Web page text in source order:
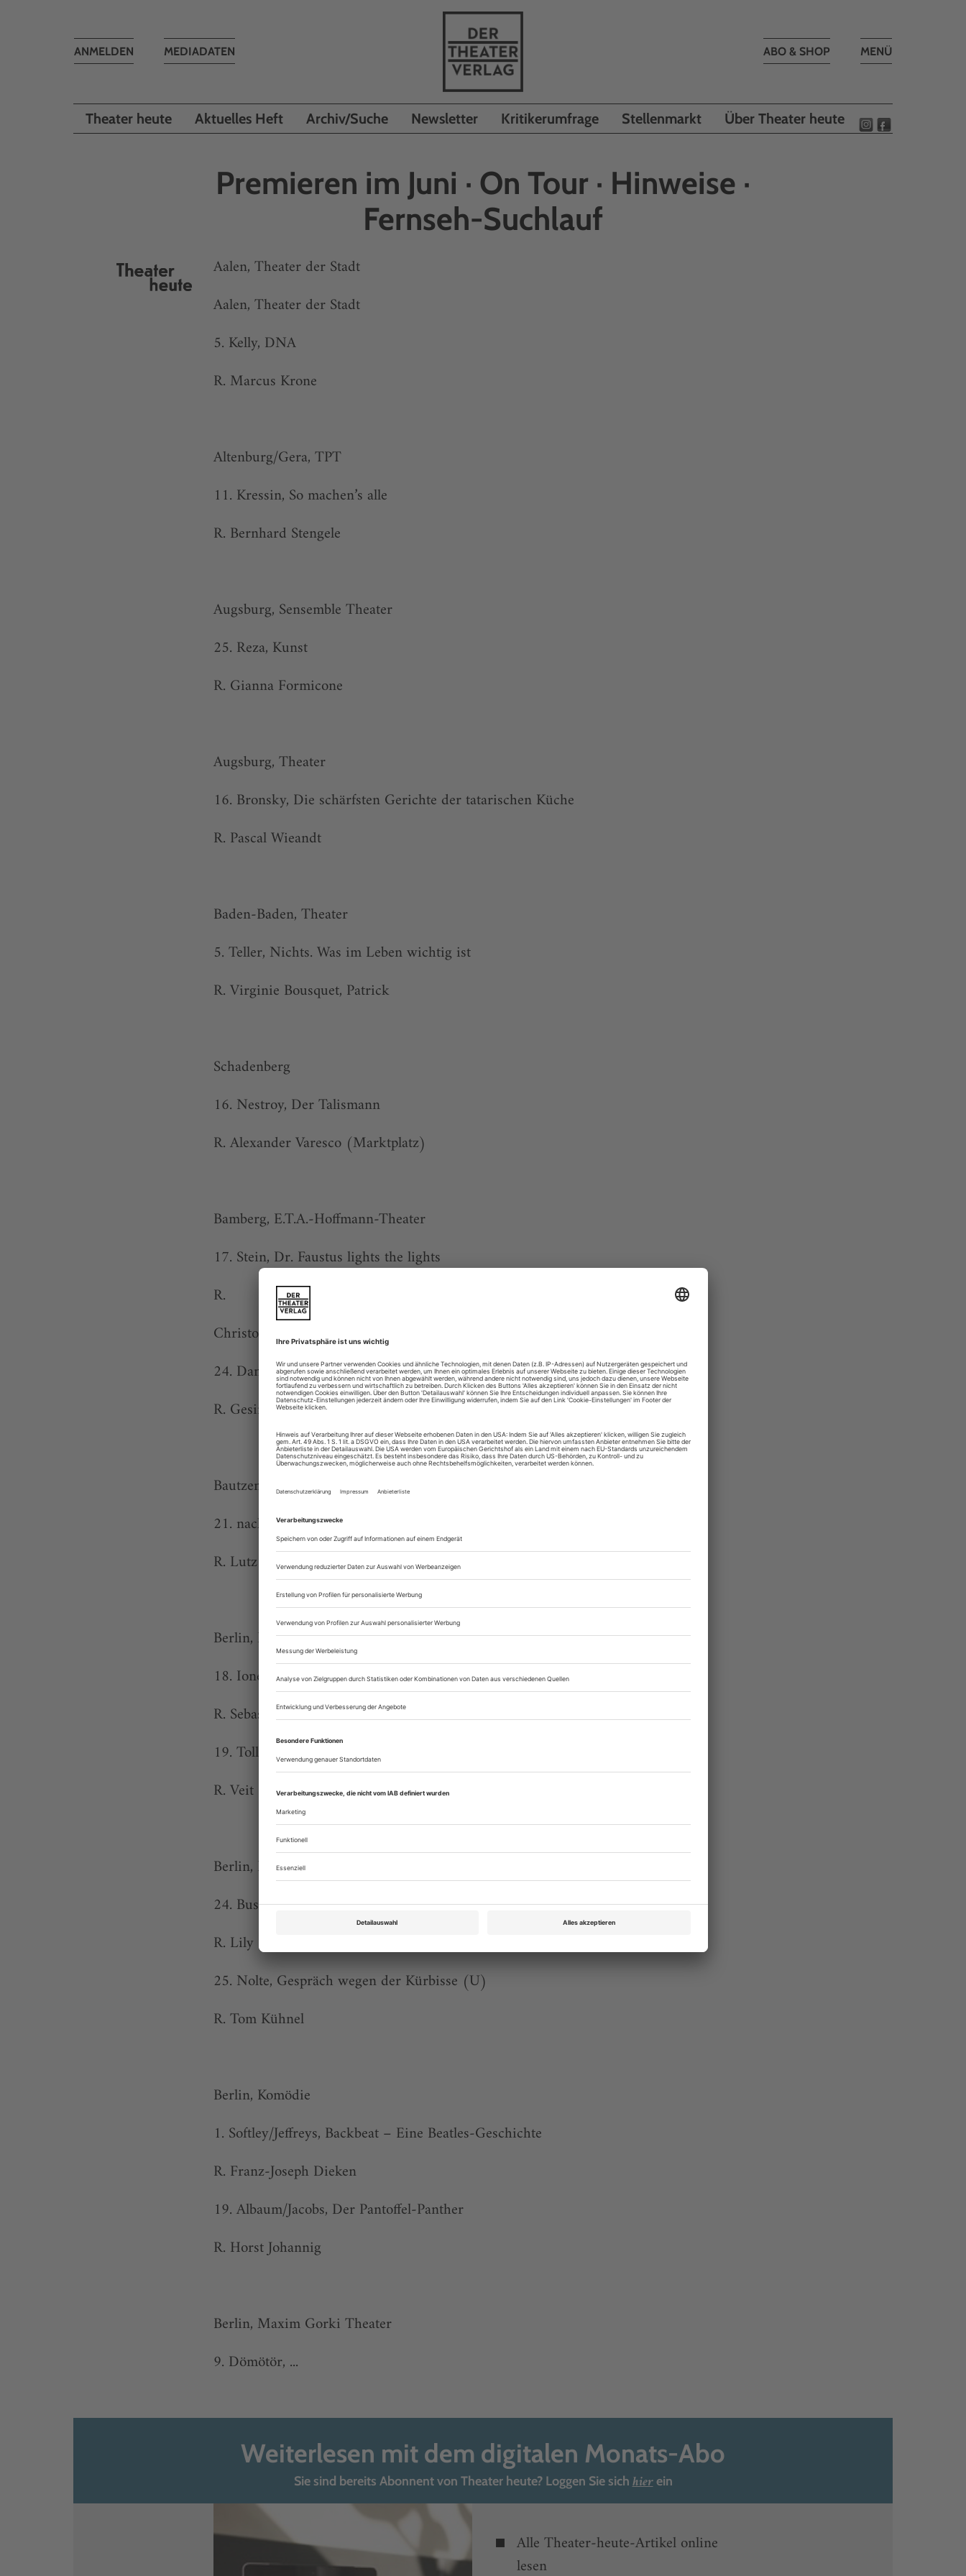
Toggle
MENÜ
ABO & SHOP
MEDIADATEN
Toggle
ANMELDEN
Theater heute Aktuelles Heft Archiv/Suche Newsletter Kritikerumfrage Stellenmarkt Über Theater heute
Premieren im Juni · On Tour · Hinweise ·
Fernseh-Suchlauf
Aalen, Theater der Stadt
Aalen, Theater der Stadt
5. Kelly, DNA
R. Marcus Krone
Altenburg/Gera, TPT
11. Kressin, So machen’s alle
R. Bernhard Stengele
Augsburg, Sensemble Theater
25. Reza, Kunst
R. Gianna Formicone
Augsburg, Theater
16. Bronsky, Die schärfsten Gerichte der tatarischen Küche
R. Pascal Wieandt
Baden-Baden, Theater
5. Teller, Nichts. Was im Leben wichtig ist
R. Virginie Bousquet, Patrick
Schadenberg
16. Nestroy, Der Talismann
R. Alexander Varesco (Marktplatz)
Bamberg, E.T.A.-Hoffmann-Theater
17. Stein, Dr. Faustus lights the lights
R.
Christoph Hetzenecker
24. Danckwart, Stadt Land Fluss
R. Gesine Danckwart
Bautzen, Theater
21. nach Balling/Bahs, Die Olsenbande und der große Hintermann
R. Lutz Hillmann (Ortenburg)
Berlin, Berliner Ensemble
18. Ionesco, Die Stühle
R. Sebastian Sommer
19. Toller, Der entfesselte Wotan
R. Veit Schubert
Berlin, Deutsches Theater
24. Busch, Das Gelübde (U)
R. Lily Sykes
25. Nolte, Gespräch wegen der Kürbisse (U)
R. Tom Kühnel
Berlin, Komödie
1. Softley/Jeffreys, Backbeat – Eine Beatles-Geschichte
R. Franz-Joseph Dieken
19. Albaum/Jacobs, Der Pantoffel-Panther
R. Horst Johannig
Berlin, Maxim Gorki Theater
9. Dömötör, ...
Weiterlesen mit dem digitalen Monats-Abo
Sie sind bereits Abonnent von Theater heute? Loggen Sie sich hierein
Alle Theater-heute-Artikel online
lesen